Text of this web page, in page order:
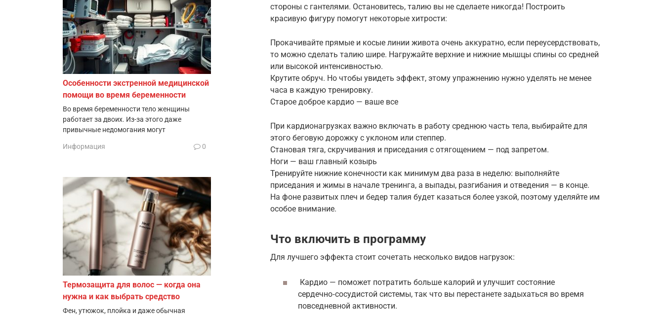
стороны с гантелями. Остановитесь, талию вы не сделаете никогда! Построить
красивую фигуру помогут некоторые хитрости:
Прокачивайте прямые и косые линии живота очень аккуратно, если переусердствовать,
то можно сделать талию шире. Нагружайте верхние и нижние мышцы спины со средней
или высокой интенсивностью.
Крутите обруч. Но чтобы увидеть эффект, этому упражнению нужно уделять не менее
часа в каждую тренировку.
Старое доброе кардио — ваше все
При кардионагрузках важно включать в работу среднюю часть тела, выбирайте для
этого беговую дорожку с уклоном или степпер.
Становая тяга, скручивания и приседания с отягощением — под запретом.
Ноги — ваш главный козырь
Тренируйте нижние конечности как минимум два раза в неделю: выполняйте
приседания и жимы в начале тренинга, а выпады, разгибания и отведения — в конце.
На фоне развитых плеч и бедер талия будет казаться более узкой, поэтому уделяйте им
особое внимание.
Что включить в программу
Для лучшего эффекта стоит сочетать несколько видов нагрузок:
Кардио — поможет потратить больше калорий и улучшит состояние
сердечно‑сосудистой системы, так что вы перестанете задыхаться во время
повседневной активности.
Особенности экстренной медицинской
помощи во время беременности
Во время беременности тело женщины
работает за двоих. Из-за этого даже
привычные недомогания могут
Информация 0
Термозащита для волос — когда она
нужна и как выбрать средство
Фен, утюжок, плойка и даже обычная